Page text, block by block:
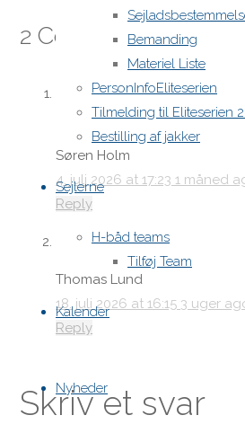
Bemanding
Materiel Liste
PersonInfoEliteserien
Tilmelding til Eliteserien
Bestilling af jakker
Sejlerne
H-båd teams
Tilføj Team
Kalender
Nyheder
2 Comments
Hej Heidi
Er du parat til at forhandle
Søren Holm
4. juli 2026 at 17:23 1 måned
Reply
Er den stadig til salg
Thomas Lund
18. juli 2026 at 16:15 3 uger
Reply
Skriv et svar